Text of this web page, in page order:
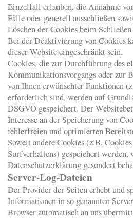
Einzelfall erlauben, die Annahme
Fälle oder generell ausschließen
Löschen der Cookies beim
Bei der Deaktivierung von Cookies
dieser Website eingeschränkt sein.
Cookies, die zur Durchführung des
Kommunikationsvorgangs oder zur
von Ihnen erwünschter Funktionen
erforderlich sind, werden auf
DSGVO gespeichert. Der
Interesse an der Speicherung von
fehlerfreien und optimierten
Soweit andere Cookies (z.B.
Surfverhaltens) gespeichert werden,
Datenschutzerklärung gesondert
Server-Log-Dateien
Der Provider der Seiten erhebt und
Informationen in so genannten
Browser automatisch an uns